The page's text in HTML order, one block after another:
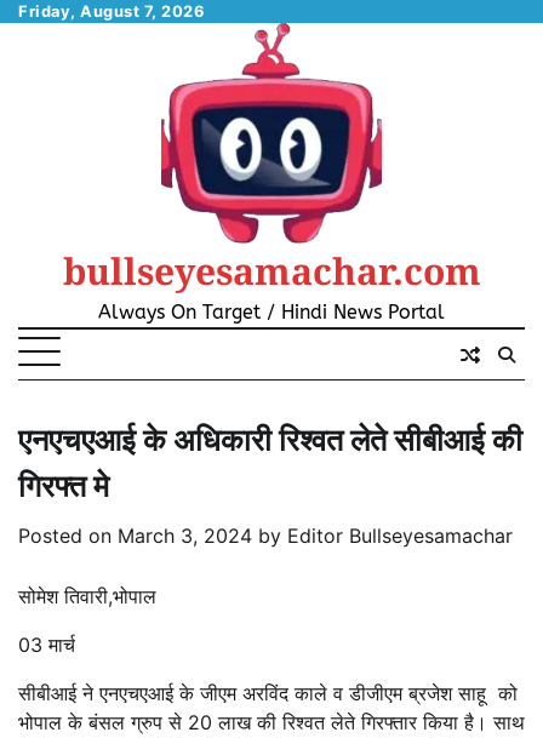
SkipFriday, August 7, 2026
bullseyesamachar.com
Always On Target / Hindi News Portal
एनएचएआई के अधिकारी रिश्वत लेते सीबीआई की
गिरफ्त मे
Posted on March 3, 2024 by Editor Bullseyesamachar
सोमेश तिवारी,भोपाल
03 मार्च
सीबीआई ने एनएचएआई के जीएम अरविंद काले व डीजीएम ब्रजेश साहू को
भोपाल के बंसल ग्रुप से 20 लाख की रिश्वत लेते गिरफ्तार किया है। साथ